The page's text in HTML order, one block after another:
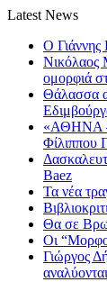
Latest News
Ο
Νικόλαος
ομορφιά
Θάλασσα
«ΑΘΗΝΑ
Φίλιππου
Baez
Τα νέα
Θα σε Βρω
Οι
Γιώργος
αναλύονται